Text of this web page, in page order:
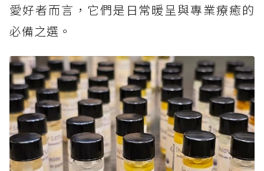
愛好者而言，它們是日常暖呈與專業療癒的
必備之選。